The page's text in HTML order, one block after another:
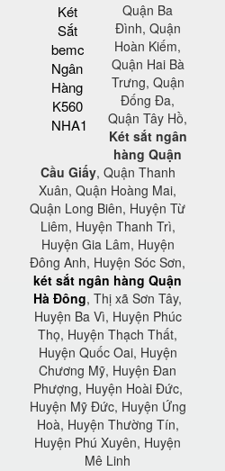
Két
Sắt
bemc
Ngân
Hàng
K560
NHA1
Quận Ba
Đình, Quận
Hoàn Kiếm,
Quận Hai Bà
Trưng, Quận
Đống Đa,
Quận Tây Hồ,
Két sắt ngân
hàng Quận
Cầu Giấy, Quận Thanh
Xuân, Quận Hoàng Mai,
Quận Long Biên, Huyện Từ
Liêm, Huyện Thanh Trì,
Huyện Gia Lâm, Huyện
Đông Anh, Huyện Sóc Sơn,
két sắt ngân hàng Quận
Hà Đông, Thị xã Sơn Tây,
Huyện Ba Vì, Huyện Phúc
Thọ, Huyện Thạch Thất,
Huyện Quốc Oai, Huyện
Chương Mỹ, Huyện Đan
Phượng, Huyện Hoài Đức,
Huyện Mỹ Đức, Huyện Ứng
Hoà, Huyện Thường Tín,
Huyện Phú Xuyên, Huyện
Mê Linh